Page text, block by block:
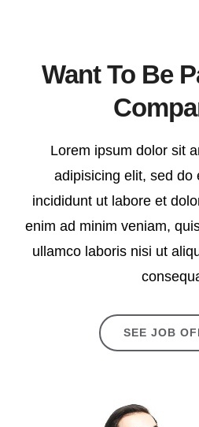
Want To Be
Lorem ipsum dolor sit
adipisicing elit, sed do
incididunt ut labore et
enim ad minim veniam,
ullamco laboris nisi ut
SEE JOB